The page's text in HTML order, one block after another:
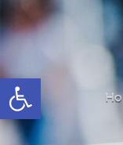
Abrir barra de